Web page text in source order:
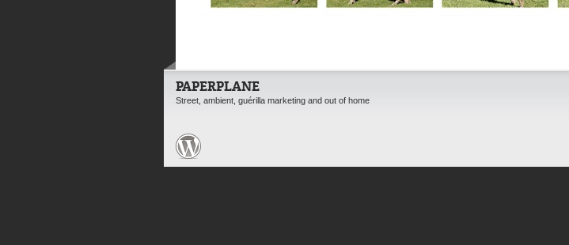
PAPERPLANE
Street, ambient, guérilla marketing and out of home